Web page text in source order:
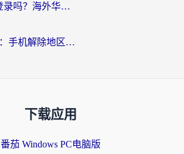
12123在国外能登录吗？海外华人必看的回国加速实用指南
海外党追剧必备：手机解除地区限制app怎么选？解决央视视频&国内剧地区限制全指南
下载应用
番茄 Windows PC电脑版